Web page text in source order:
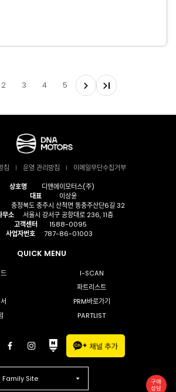
2 3 4 5
침 운영 관리방침
이메일무단수집거부
상호명
디앤에이모터스(주)
대표
이상윤
충청북도 충주시 산척면 동충주산단6길 32
무소
서울시 강서구 공항대로 236, 11층
고객센터
1588-0095
사업자번호
787-86-01003
QUICK MENU
I-SCAN
파트리스트
PRM바로가기
PARTLIST
Family Site
구매
상담